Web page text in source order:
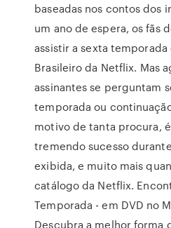
baseadas nos contos dos
um ano de espera, os fãs
assistir a sexta
Brasileiro da Netflix. Mas
assinantes se perguntam
temporada ou
motivo de tanta procura,
tremendo sucesso
exibida, e muito mais
catálogo da Netflix.
Temporada - em DVD no
Descubra a melhor forma